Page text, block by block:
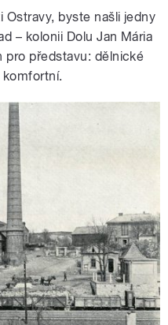
Ostravy, byste našli jedny
– kolonii Dolu Jan Mária
pro představu: dělnické